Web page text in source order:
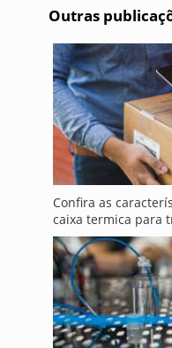
Outras
Confira as
caixa termica para